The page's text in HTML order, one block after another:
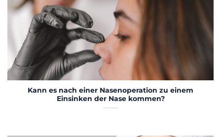
Kann es nach einer Nasenoperation zu einem
Einsinken der Nase kommen?